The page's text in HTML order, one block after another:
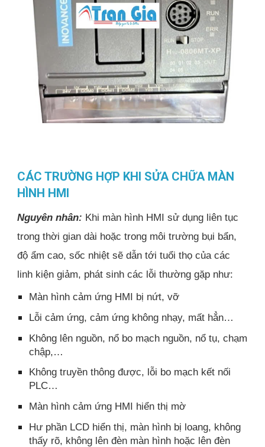
CÁC TRƯỜNG HỢP KHI SỬA CHỮA MÀN
HÌNH HMI
Nguyên nhân: Khi màn hình HMI sử dụng liên tục
trong thời gian dài hoặc trong môi trường bụi bẩn,
độ ẩm cao, sốc nhiệt sẽ dẫn tới tuổi thọ của các
linh kiện giảm, phát sinh các lỗi thường gặp như:
Màn hình cảm ứng HMI bị nứt, vỡ
Lỗi cảm ứng, cảm ứng không nhạy, mất hẳn…
Không lên nguồn, nổ bo mạch nguồn, nổ tụ, chạm
chập,…
Không truyền thông được, lỗi bo mạch kết nối
PLC…
Màn hình cảm ứng HMI hiển thị mờ
Hư phần LCD hiển thị, màn hình bị loang, không
thấy rõ, không lên đèn màn hình hoặc lên đèn